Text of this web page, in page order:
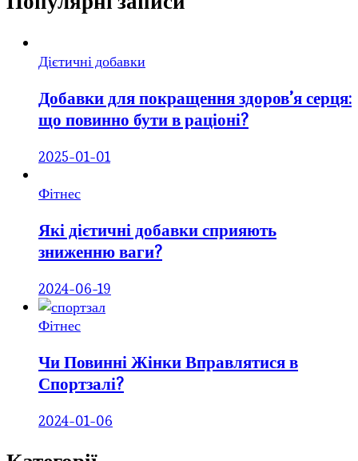
Дієтичні добавки
Добавки для покращення здоров’я серця:
що повинно бути в раціоні?
2025-01-01
Фітнес
Які дієтичні добавки сприяють
зниженню ваги?
2024-06-19
Фітнес
Чи Повинні Жінки Вправлятися в
Спортзалі?
2024-01-06